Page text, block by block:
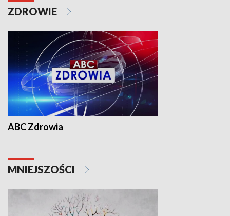
ZDROWIE
ABC Zdrowia
MNIEJSZOŚCI